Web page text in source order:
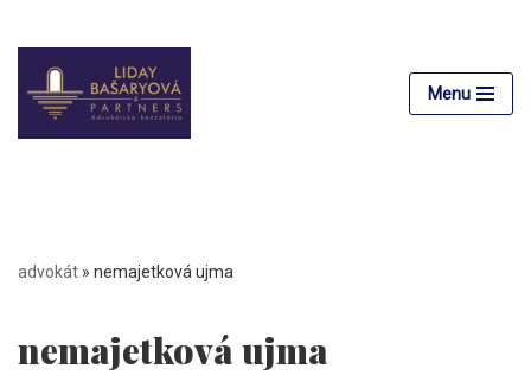
Preskočiť
na
obsah
Menu
advokát » nemajetková ujma
nemajetková ujma